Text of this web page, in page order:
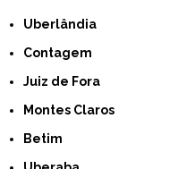
Uberlândia
Contagem
Juiz de Fora
Montes Claros
Betim